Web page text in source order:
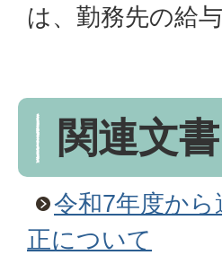
は、勤務先の給
関連文書
令和7年度か
正について